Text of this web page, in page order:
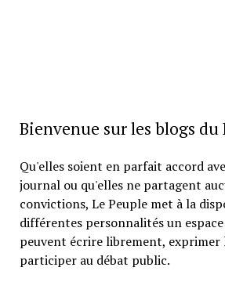
Bienvenue sur les blogs du
Qu'elles soient en parfait accord
journal ou qu'elles ne partagent
convictions, Le Peuple met à la
différentes personnalités un
peuvent écrire librement, exprimer
participer au débat public.